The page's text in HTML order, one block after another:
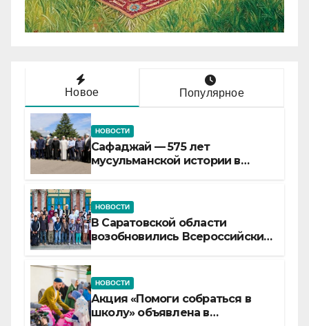
Новое Популярное
НОВОСТИ
Сафаджай — 575 лет
мусульманской истории в
НОВОСТИ
В Саратовской области
возобновились Всероссийские
НОВОСТИ
Акция «Помоги собраться в
школу» объявлена в